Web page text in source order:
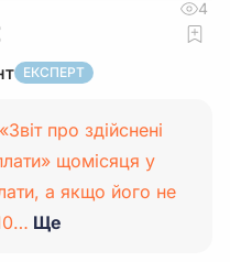
4
ЕКСПЕРТ
про здійснені
щомісяця у
а якщо його не
Ще